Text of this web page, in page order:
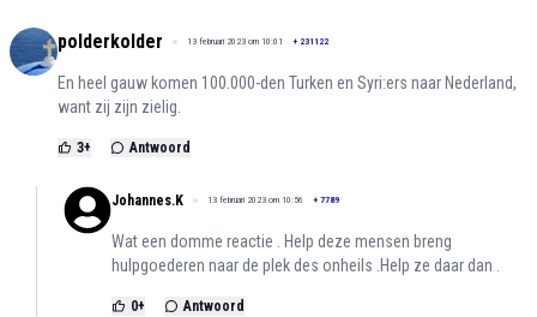
polderkolder 13 februari 2023 om 10:01 + 231122
En heel gauw komen 100.000-den Turken en Syri:ers naar Nederland,
want zij zijn zielig.
3+ Antwoord
Johannes.K 13 februari 2023 om 10:56 + 7789
Wat een domme reactie . Help deze mensen breng
hulpgoederen naar de plek des onheils .Help ze daar dan .
0+ Antwoord